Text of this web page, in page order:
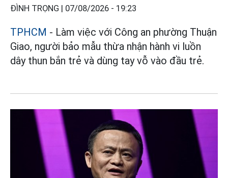
ĐÌNH TRỌNG | 07/08/2026 - 19:23
TPHCM - Làm việc với Công an phường Thuận
Giao, người bảo mẫu thừa nhận hành vi luồn
dây thun bắn trẻ và dùng tay vỗ vào đầu trẻ.